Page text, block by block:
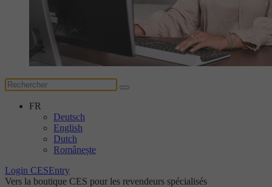
FR
Deutsch
English
Dutch
Românește
Login CESEntry
Vers la boutique CES pour les revendeurs spécialisés